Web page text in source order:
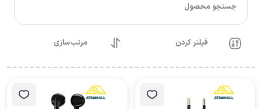
جستجو محصول
فیلتر کردن مرتب‌سازی